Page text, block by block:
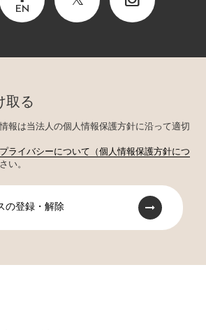
EN
取る
報は当法人の個人情報保護方針に沿って適切
プライバシーについて（個人情報保護方針につ
い。
の登録・解除